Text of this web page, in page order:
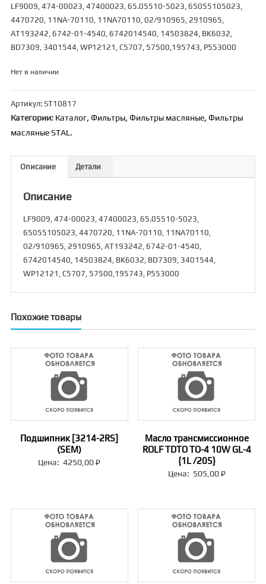
LF9009, 474-00023, 47400023, 65.05510-5023, 65055105023,
4470720, 11NA-70110, 11NA70110, 02/910965, 2910965,
AT193242, 6742-01-4540, 6742014540, 14503824, BK6032,
BD7309, 3401544, WP12121, C5707, 57500,195743, Р553000
Нет в наличии
Артикул: ST10817
Категории: Каталог, Фильтры, Фильтры масляные, Фильтры
масляные STAL.
Описание Детали
Описание
LF9009, 474-00023, 47400023, 65.05510-5023,
65055105023, 4470720, 11NA-70110, 11NA70110,
02/910965, 2910965, AT193242, 6742-01-4540,
6742014540, 14503824, BK6032, BD7309, 3401544,
WP12121, C5707, 57500,195743, Р553000
Похожие товары
Подшипник [3214-2RS]
(SEM)
Цена: 4250,00₽
Масло трансмиссионное
ROLF TDTO TO-4 10W GL-4
{1L /205}
Цена: 505,00₽